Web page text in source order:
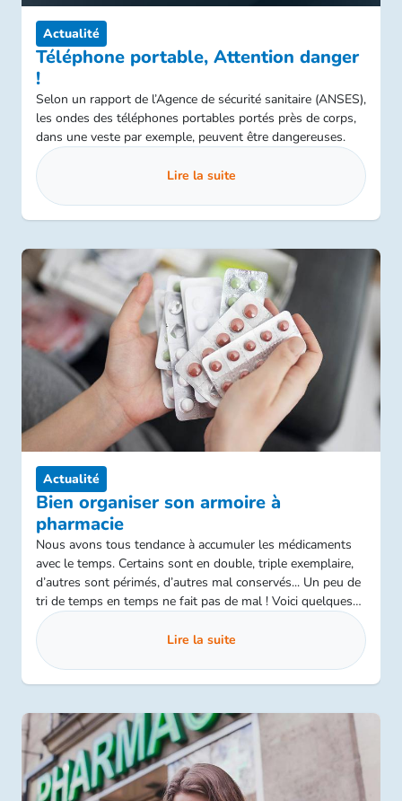
Actualité
Téléphone portable, Attention danger
!
Selon un rapport de l’Agence de sécurité sanitaire (ANSES),
les ondes des téléphones portables portés près de corps,
dans une veste par exemple, peuvent être dangereuses.
Lire la suite
Actualité
Bien organiser son armoire à
pharmacie
Nous avons tous tendance à accumuler les médicaments
avec le temps. Certains sont en double, triple exemplaire,
d’autres sont périmés, d’autres mal conservés... Un peu de
tri de temps en temps ne fait pas de mal ! Voici quelques
astuces pour bien organiser votre armoire à pharmacie.
Lire la suite